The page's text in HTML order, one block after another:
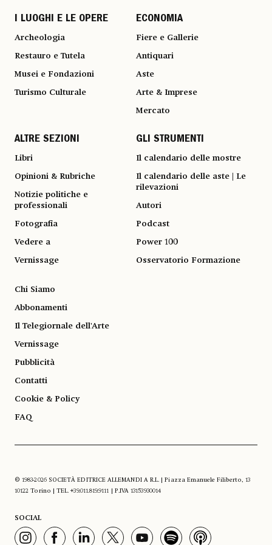
I LUOGHI E LE OPERE
Archeologia
Restauro e Tutela
Musei e Fondazioni
Turismo Culturale
ECONOMIA
Fiere e Gallerie
Antiquari
Aste
Arte & Imprese
Mercato
ALTRE SEZIONI
Libri
Opinioni & Rubriche
Notizie politiche e
professionali
Fotografia
Vedere a
Vernissage
GLI STRUMENTI
Il calendario delle mostre
Il calendario delle aste | Le
rilevazioni
Autori
Podcast
Power 100
Osservatorio Formazione
Chi Siamo
Abbonamenti
Il Telegiornale dell'Arte
Vernissage
Pubblicità
Contatti
Cookie & Policy
FAQ
© 1983-2026 SOCIETÀ EDITRICE ALLEMANDI A R.L. | Piazza Emanuele Filiberto, 13
10122 Torino | TEL. +39.011.819.9111 | P.IVA 13153930014
SOCIAL